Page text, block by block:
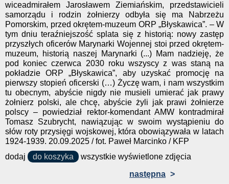
wiceadmirałem Jarosławem Ziemiańskim, przedstawicieli
samorządu i rodzin żołnierzy odbyła się ma Nabrzeżu
Pomorskim, przed okrętem-muzeum ORP „Błyskawica”. – W
tym dniu teraźniejszość splata się z historią: nowy zastęp
przyszłych oficerów Marynarki Wojennej stoi przed okrętem-
muzeum, historią naszej Marynarki (...) Mam nadzieję, że
pod koniec czerwca 2030 roku wszyscy z was staną na
pokładzie ORP „Błyskawica”, aby uzyskać promocję na
pierwszy stopień oficerski (…) Życzę wam, i nam wszystkim
tu obecnym, abyście nigdy nie musieli umierać jak prawy
żołnierz polski, ale chcę, abyście żyli jak prawi żołnierze
polscy – powiedział rektor-komendant AMW kontradmirał
Tomasz Szubrycht, nawiązując w swoim wystąpieniu do
słów roty przysięgi wojskowej, która obowiązywała w latach
1924-1939. 20.09.2025 / fot. Paweł Marcinko / KFP
dodaj
do koszyka
wszystkie wyświetlone zdjęcia
następna >